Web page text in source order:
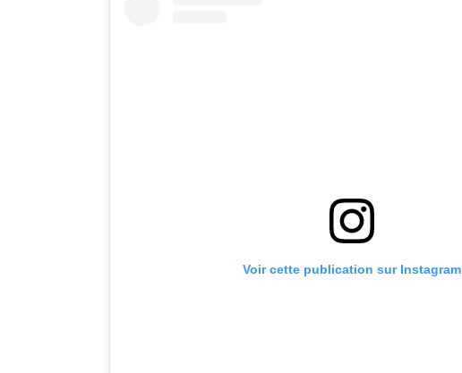
Voir cette publication sur Instagram